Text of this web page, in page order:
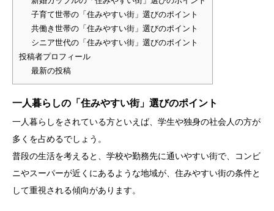
子育て世帯の「住みやすい街」選びのポイント
共働き世帯の「住みやすい街」選びのポイント
シニア世代の「住みやすい街」選びのポイント
投稿者プロフィール
最新の投稿
一人暮らしの「住みやすい街」選びのポイント
一人暮らしをされている方といえば、学生や独身の社会人の方が
多くを占めるでしょう。
普段の生活を考えると、学校や勤務先に通いやすい街で、コンビ
ニやスーパーが近くにあるような地域が、住みやすい街の条件と
して重視される傾向があります。